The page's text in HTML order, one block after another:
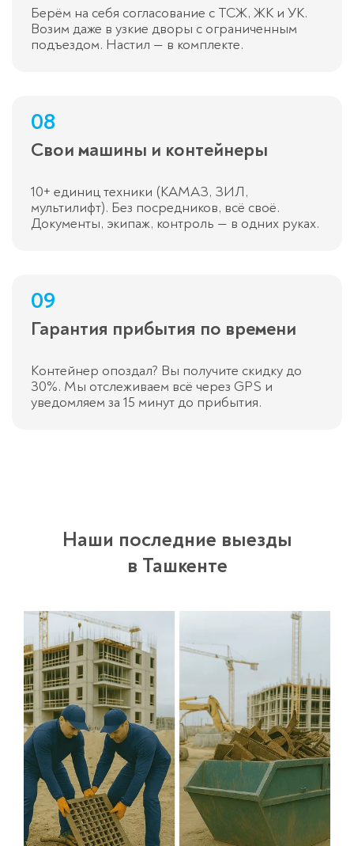
Берём на себя согласование с ТСЖ, ЖК и УК.
Возим даже в узкие дворы с ограниченным
подъездом. Настил — в комплекте.
08
Свои машины и контейнеры
10+ единиц техники (КАМАЗ, ЗИЛ,
мультилифт). Без посредников, всё своё.
Документы, экипаж, контроль — в одних руках.
09
Гарантия прибытия по времени
Контейнер опоздал? Вы получите скидку до
30%. Мы отслеживаем всё через GPS и
уведомляем за 15 минут до прибытия.
Наши последние выезды
в Ташкенте